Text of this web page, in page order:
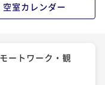
空室カレンダー
ートワーク・観